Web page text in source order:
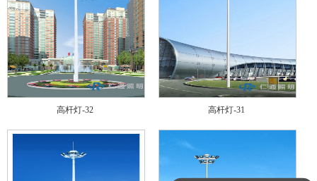
高杆灯-32 高杆灯-31